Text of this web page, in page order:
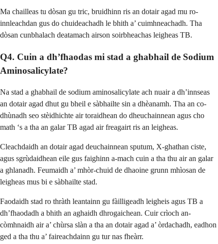
Ma chailleas tu dòsan gu tric, bruidhinn ris an dotair agad mu ro-
innleachdan gus do chuideachadh le bhith a’ cuimhneachadh. Tha
dòsan cunbhalach deatamach airson soirbheachas leigheas TB.
Q4. Cuin a dh’fhaodas mi stad a ghabhail de Sodium
Aminosalicylate?
Na stad a ghabhail de sodium aminosalicylate ach nuair a dh’innseas
an dotair agad dhut gu bheil e sàbhailte sin a dhèanamh. Tha an co-
dhùnadh seo stèidhichte air toraidhean do dheuchainnean agus cho
math ‘s a tha an galar TB agad air freagairt ris an leigheas.
Cleachdaidh an dotair agad deuchainnean sputum, X-ghathan ciste,
agus sgrùdaidhean eile gus faighinn a-mach cuin a tha thu air an galar
a ghlanadh. Feumaidh a’ mhòr-chuid de dhaoine grunn mhìosan de
leigheas mus bi e sàbhailte stad.
Faodaidh stad ro thràth leantainn gu fàilligeadh leigheis agus TB a
dh’fhaodadh a bhith an aghaidh dhrogaichean. Cuir crìoch an-
còmhnaidh air a’ chùrsa slàn a tha an dotair agad a’ òrdachadh, eadhon
ged a tha thu a’ faireachdainn gu tur nas fheàrr.